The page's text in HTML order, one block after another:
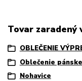
Tovar zaradený
OBLEČENIE
Oblečenie pánske
Nohavice